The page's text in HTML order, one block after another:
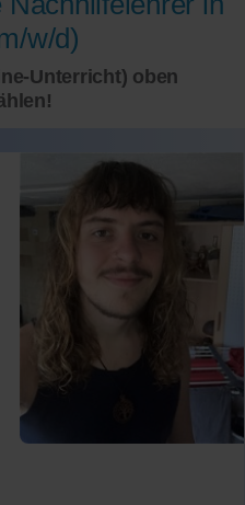
w/d)
Unterricht) oben